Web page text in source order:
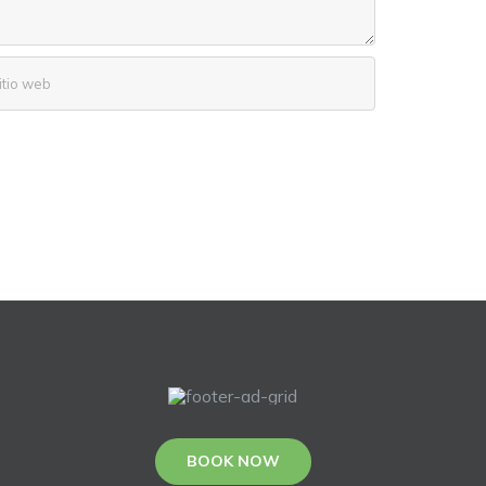
BOOK NOW